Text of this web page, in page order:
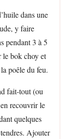
dans une
y faire
pendant 3 à 5
le bok choy et
poêle du feu.
fait-tout (ou
recouvrir le
quelques
Ajouter